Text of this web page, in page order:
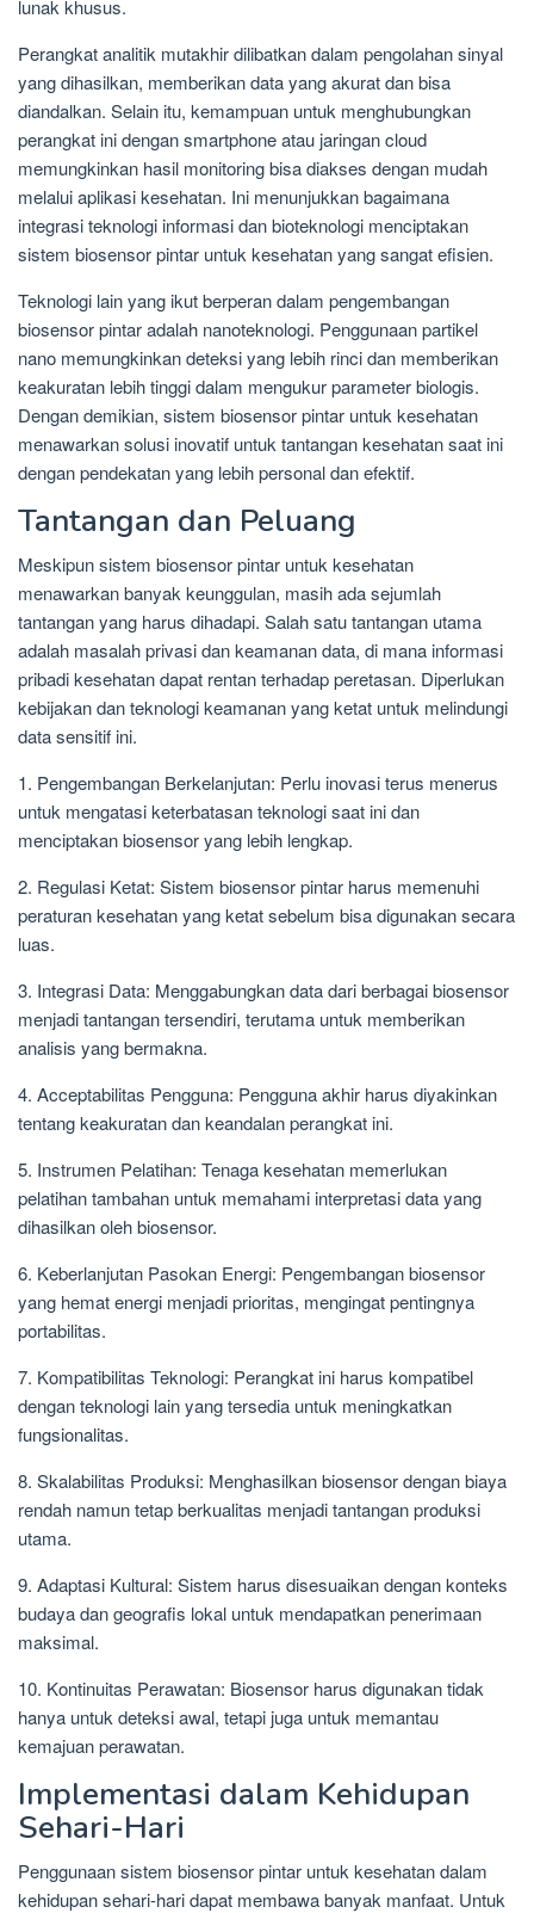
lunak khusus.
Perangkat analitik mutakhir dilibatkan dalam pengolahan sinyal
yang dihasilkan, memberikan data yang akurat dan bisa
diandalkan. Selain itu, kemampuan untuk menghubungkan
perangkat ini dengan smartphone atau jaringan cloud
memungkinkan hasil monitoring bisa diakses dengan mudah
melalui aplikasi kesehatan. Ini menunjukkan bagaimana
integrasi teknologi informasi dan bioteknologi menciptakan
sistem biosensor pintar untuk kesehatan yang sangat efisien.
Teknologi lain yang ikut berperan dalam pengembangan
biosensor pintar adalah nanoteknologi. Penggunaan partikel
nano memungkinkan deteksi yang lebih rinci dan memberikan
keakuratan lebih tinggi dalam mengukur parameter biologis.
Dengan demikian, sistem biosensor pintar untuk kesehatan
menawarkan solusi inovatif untuk tantangan kesehatan saat ini
dengan pendekatan yang lebih personal dan efektif.
Tantangan dan Peluang
Meskipun sistem biosensor pintar untuk kesehatan
menawarkan banyak keunggulan, masih ada sejumlah
tantangan yang harus dihadapi. Salah satu tantangan utama
adalah masalah privasi dan keamanan data, di mana informasi
pribadi kesehatan dapat rentan terhadap peretasan. Diperlukan
kebijakan dan teknologi keamanan yang ketat untuk melindungi
data sensitif ini.
1. Pengembangan Berkelanjutan: Perlu inovasi terus menerus
untuk mengatasi keterbatasan teknologi saat ini dan
menciptakan biosensor yang lebih lengkap.
2. Regulasi Ketat: Sistem biosensor pintar harus memenuhi
peraturan kesehatan yang ketat sebelum bisa digunakan secara
luas.
3. Integrasi Data: Menggabungkan data dari berbagai biosensor
menjadi tantangan tersendiri, terutama untuk memberikan
analisis yang bermakna.
4. Acceptabilitas Pengguna: Pengguna akhir harus diyakinkan
tentang keakuratan dan keandalan perangkat ini.
5. Instrumen Pelatihan: Tenaga kesehatan memerlukan
pelatihan tambahan untuk memahami interpretasi data yang
dihasilkan oleh biosensor.
6. Keberlanjutan Pasokan Energi: Pengembangan biosensor
yang hemat energi menjadi prioritas, mengingat pentingnya
portabilitas.
7. Kompatibilitas Teknologi: Perangkat ini harus kompatibel
dengan teknologi lain yang tersedia untuk meningkatkan
fungsionalitas.
8. Skalabilitas Produksi: Menghasilkan biosensor dengan biaya
rendah namun tetap berkualitas menjadi tantangan produksi
utama.
9. Adaptasi Kultural: Sistem harus disesuaikan dengan konteks
budaya dan geografis lokal untuk mendapatkan penerimaan
maksimal.
10. Kontinuitas Perawatan: Biosensor harus digunakan tidak
hanya untuk deteksi awal, tetapi juga untuk memantau
kemajuan perawatan.
Implementasi dalam Kehidupan
Sehari-Hari
Penggunaan sistem biosensor pintar untuk kesehatan dalam
kehidupan sehari-hari dapat membawa banyak manfaat. Untuk